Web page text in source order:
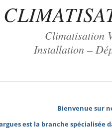
Climatisation
Installation –
Bienvenue sur
est la branche spécialisée